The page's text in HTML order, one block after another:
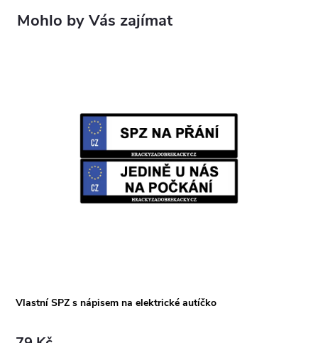
Vlastní SPZ s nápisem na elektrické autíčko